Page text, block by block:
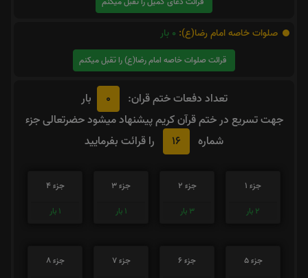
صلوات خاصه امام رضا(ع): 0 بار
قرائت صلوات خاصه امام رضا(ع) را تقبل میکنم
تعداد دفعات ختم قران: 0
بار
جهت تسریع در ختم قرآن کریم پیشنهاد میشود حضرتعالی جزء
شماره
16 را قرائت بفرمایید
جزء 1
2 بار
جزء 2
3 بار
جزء 3
1 بار
جزء 4
1 بار
جزء 5
جزء 6
جزء 7
جزء 8